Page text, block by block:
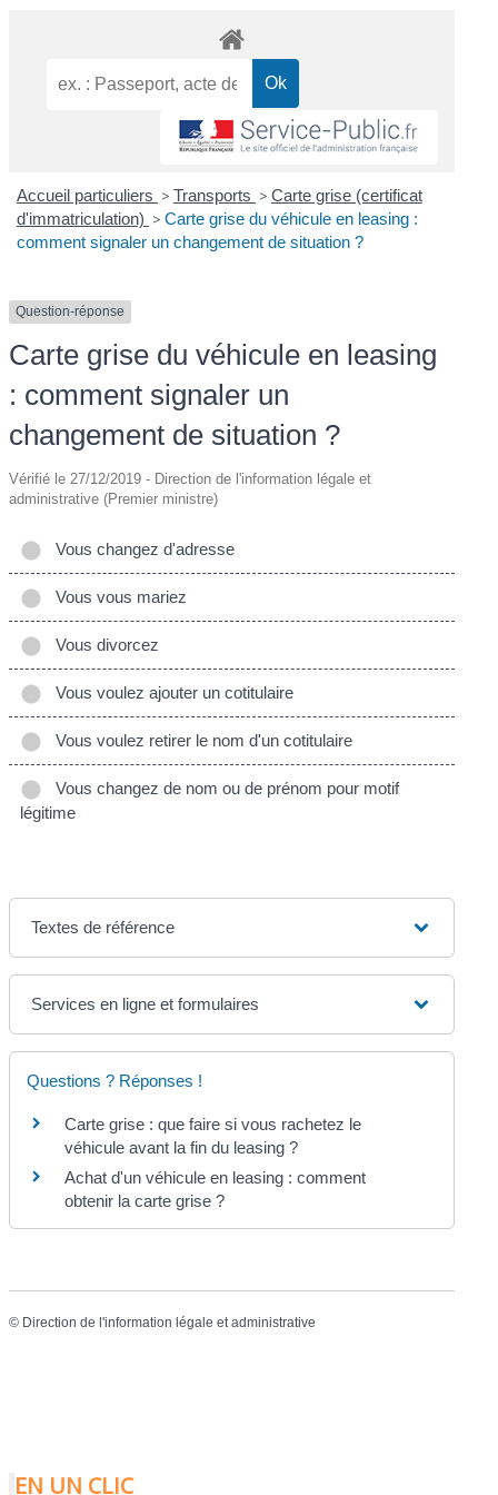
Accueil particuliers > Transports > Carte grise (certificat
d'immatriculation) > Carte grise du véhicule en leasing :
comment signaler un changement de situation ?
Question-réponse
Carte grise du véhicule en leasing
: comment signaler un
changement de situation ?
Vérifié le 27/12/2019 - Direction de l'information légale et
administrative (Premier ministre)
Vous changez d'adresse
Vous vous mariez
Vous divorcez
Vous voulez ajouter un cotitulaire
Vous voulez retirer le nom d'un cotitulaire
Vous changez de nom ou de prénom pour motif
légitime
Textes de référence
Services en ligne et formulaires
Questions ? Réponses !
Carte grise : que faire si vous rachetez le
véhicule avant la fin du leasing ?
Achat d'un véhicule en leasing : comment
obtenir la carte grise ?
© Direction de l'information légale et administrative
EN UN CLIC